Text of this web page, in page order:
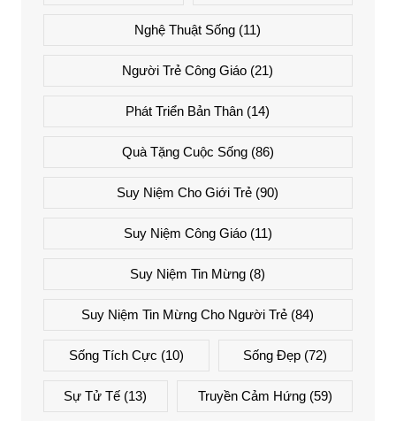
Nghệ Thuật Sống (11)
Người Trẻ Công Giáo (21)
Phát Triển Bản Thân (14)
Quà Tặng Cuộc Sống(86)
Suy Niệm Cho Giới Trẻ (90)
Suy Niệm Công Giáo(11)
Suy Niệm Tin Mừng (8)
Suy Niệm Tin Mừng Cho Người Trẻ (84)
Sống Tích Cực (10) Sống Đẹp (72)
Sự Tử Tế (13) Truyền Cảm Hứng(59)